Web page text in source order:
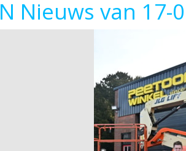
Nieuws van 17-